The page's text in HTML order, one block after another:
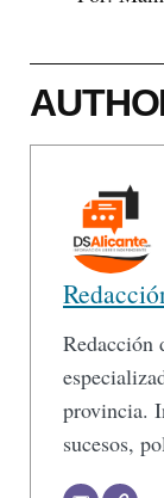
Redacción
provincia.
sucesos,